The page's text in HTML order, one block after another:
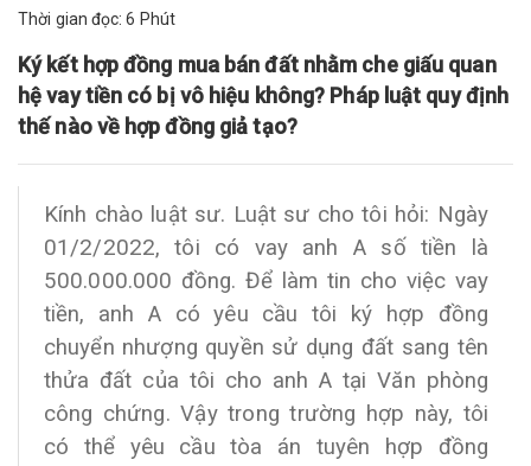
Thời gian đọc: 6 Phút
Ký kết hợp đồng mua bán đất nhằm che giấu quan
hệ vay tiền có bị vô hiệu không? Pháp luật quy định
thế nào về hợp đồng giả tạo?
Kính chào luật sư. Luật sư cho tôi hỏi: Ngày
01/2/2022, tôi có vay anh A số tiền là
500.000.000 đồng. Để làm tin cho việc vay
tiền, anh A có yêu cầu tôi ký hợp đồng
chuyển nhượng quyền sử dụng đất sang tên
thửa đất của tôi cho anh A tại Văn phòng
công chứng. Vậy trong trường hợp này, tôi
có thể yêu cầu tòa án tuyên hợp đồng